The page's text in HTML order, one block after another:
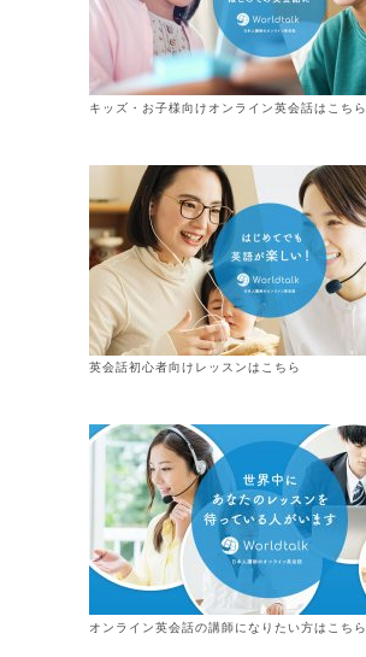
キッズ・お子様向けオンライン英会話はこちら
英会話初心者向けレッスンはこちら
オンライン英会話の講師になりたい方はこちら